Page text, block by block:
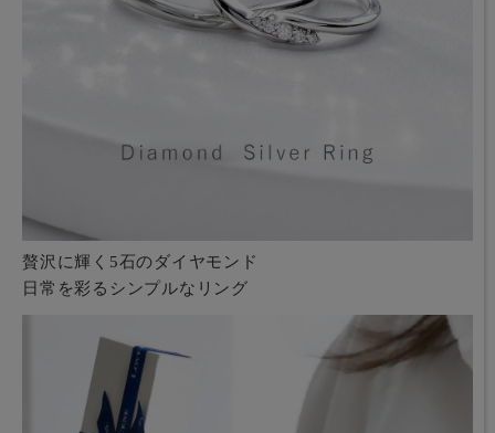
贅沢に輝く5石のダイヤモンド
日常を彩るシンプルなリング